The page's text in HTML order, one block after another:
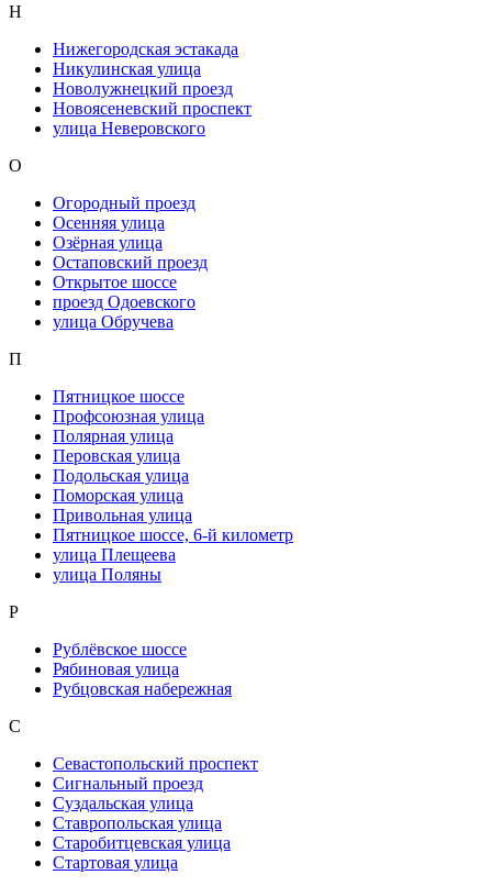
Н
Нижегородская эстакада
Никулинская улица
Новолужнецкий проезд
Новоясеневский проспект
улица Неверовского
О
Огородный проезд
Осенняя улица
Озёрная улица
Остаповский проезд
Открытое шоссе
проезд Одоевского
улица Обручева
П
Пятницкое шоссе
Профсоюзная улица
Полярная улица
Перовская улица
Подольская улица
Поморская улица
Привольная улица
Пятницкое шоссе, 6-й километр
улица Плещеева
улица Поляны
Р
Рублёвское шоссе
Рябиновая улица
Рубцовская набережная
С
Севастопольский проспект
Сигнальный проезд
Суздальская улица
Ставропольская улица
Старобитцевская улица
Стартовая улица